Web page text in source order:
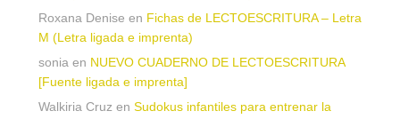
Roxana Denise en Fichas de LECTOESCRITURA – Letra
M (Letra ligada e imprenta)
sonia en NUEVO CUADERNO DE LECTOESCRITURA
[Fuente ligada e imprenta]
Walkiria Cruz en Sudokus infantiles para entrenar la